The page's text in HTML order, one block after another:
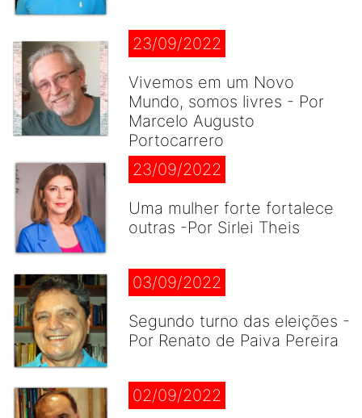
23/09/2022
Vivemos em um Novo
Mundo, somos livres - Por
Marcelo Augusto
Portocarrero
23/09/2022
Uma mulher forte fortalece
outras -Por Sirlei Theis
03/09/2022
Segundo turno das eleições -
Por Renato de Paiva Pereira
02/09/2022